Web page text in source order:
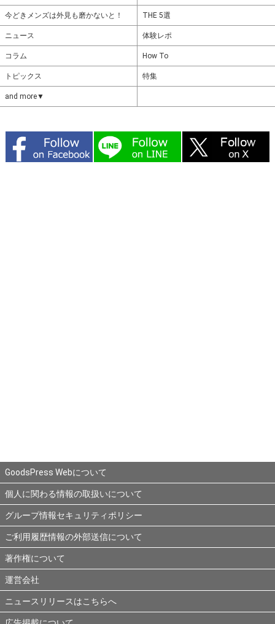
今どきメンズは外見も磨かないと！ THE 5選
ニュース 体験レポ
コラム How To
トピックス 特集
and more▼
GoodsPress Webについて
個人に関わる情報の取扱いについて
グループ情報セキュリティポリシー
ご利用履歴情報の外部送信について
著作権について
運営会社
ニュースリリースはこちらへ